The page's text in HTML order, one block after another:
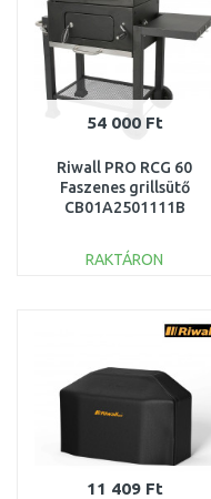
54 000 Ft
Riwall PRO RCG 60
Faszenes grillsütő
CB01A2501111B
RAKTÁRON
Összehasonlítás
11 409 Ft